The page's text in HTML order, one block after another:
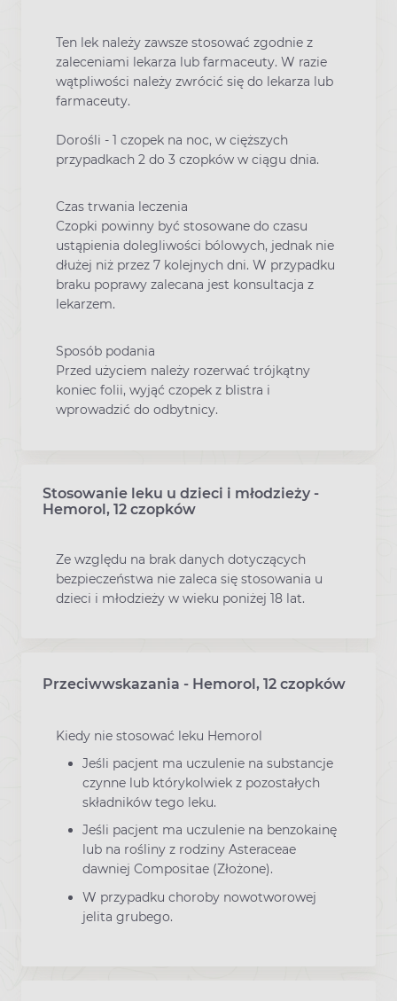
Ten lek należy zawsze stosować zgodnie z
zaleceniami lekarza lub farmaceuty. W razie
wątpliwości należy zwrócić się do lekarza lub
farmaceuty.
Dorośli - 1 czopek na noc, w cięższych
przypadkach 2 do 3 czopków w ciągu dnia.
Czas trwania leczenia
Czopki powinny być stosowane do czasu
ustąpienia dolegliwości bólowych, jednak nie
dłużej niż przez 7 kolejnych dni. W przypadku
braku poprawy zalecana jest konsultacja z
lekarzem.
Sposób podania
Przed użyciem należy rozerwać trójkątny
koniec folii, wyjąć czopek z blistra i
wprowadzić do odbytnicy.
Stosowanie leku u dzieci i młodzieży -
Hemorol, 12 czopków
Ze względu na brak danych dotyczących
bezpieczeństwa nie zaleca się stosowania u
dzieci i młodzieży w wieku poniżej 18 lat.
Przeciwwskazania - Hemorol, 12 czopków
Kiedy nie stosować leku Hemorol
Jeśli pacjent ma uczulenie na substancje
czynne lub którykolwiek z pozostałych
składników tego leku.
Jeśli pacjent ma uczulenie na benzokainę
lub na rośliny z rodziny Asteraceae
dawniej Compositae (Złożone).
W przypadku choroby nowotworowej
jelita grubego.